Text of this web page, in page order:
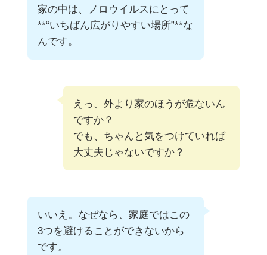
家の中は、ノロウイルスにとって
**“いちばん広がりやすい場所”**な
んです。
えっ、外より家のほうが危ないん
ですか？
でも、ちゃんと気をつけていれば
大丈夫じゃないですか？
いいえ。なぜなら、家庭ではこの
3つを避けることができないから
です。